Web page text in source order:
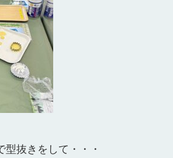
型抜きをして・・・